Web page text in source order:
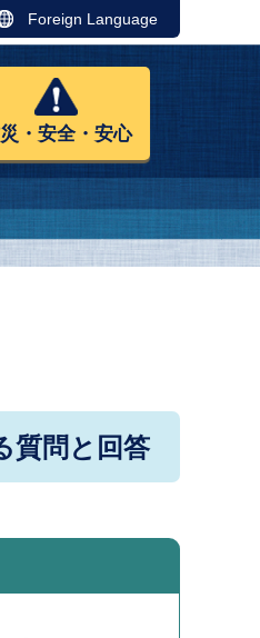
Foreign Language
・安全・安心
質問と回答